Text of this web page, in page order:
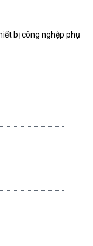
bị công nghệp phụ